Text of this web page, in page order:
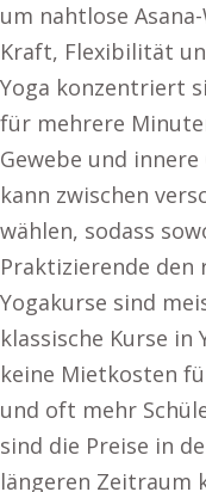
um nahtlose
Kraft, Flexibilität
Yoga konzentriert
für mehrere
Gewebe und
kann zwischen
wählen, sodass
Praktizierende den
Yogakurse sind
klassische Kurse in
keine Mietkosten
und oft mehr
sind die Preise in
längeren Zeitraum